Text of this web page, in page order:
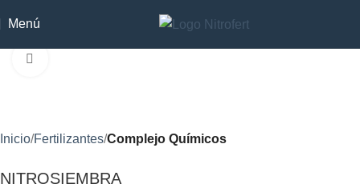
Menú
Inicio Fertilizantes Complejo Químicos
NITROSIEMBRA